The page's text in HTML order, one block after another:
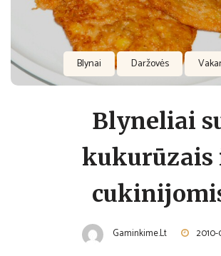
Blynai Daržovės
Blyneliai
kukurūzais
Gaminkime.lt 2010-